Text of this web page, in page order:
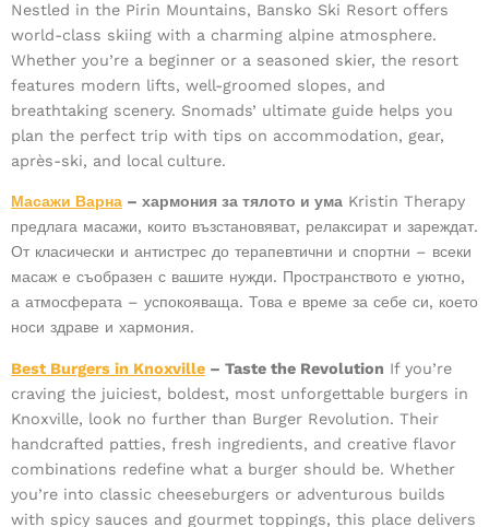
Nestled in the Pirin Mountains, Bansko Ski Resort offers
world-class skiing with a charming alpine atmosphere.
Whether you’re a beginner or a seasoned skier, the resort
features modern lifts, well-groomed slopes, and
breathtaking scenery. Snomads’ ultimate guide helps you
plan the perfect trip with tips on accommodation, gear,
après-ski, and local culture.
Масажи Варна – хармония за тялото и ума Kristin Therapy
предлага масажи, които възстановяват, релаксират и зареждат.
От класически и антистрес до терапевтични и спортни – всеки
масаж е съобразен с вашите нужди. Пространството е уютно,
а атмосферата – успокояваща. Това е време за себе си, което
носи здраве и хармония.
Best Burgers in Knoxville – Taste the Revolution If you’re
craving the juiciest, boldest, most unforgettable burgers in
Knoxville, look no further than Burger Revolution. Their
handcrafted patties, fresh ingredients, and creative flavor
combinations redefine what a burger should be. Whether
you’re into classic cheeseburgers or adventurous builds
with spicy sauces and gourmet toppings, this place delivers